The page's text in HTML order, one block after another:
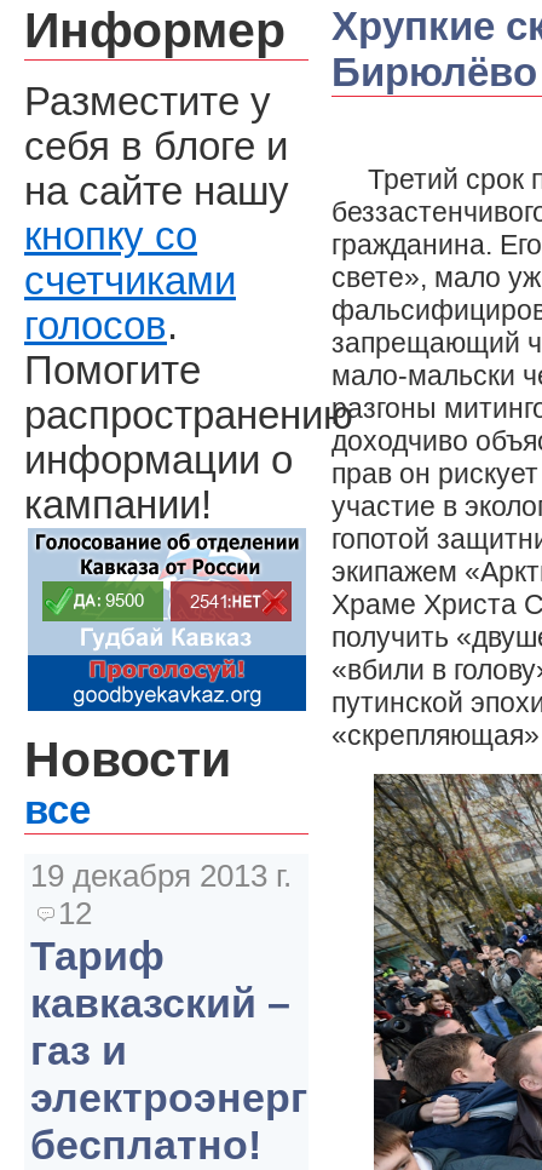
Хрупкие
Бирюлёво
Третий срок
гражданина.
свете», мало
запрещающий
мало-мальски
разгоны
доходчиво
прав он
участие в
гопотой
экипажем
Храме Христа
получить
«вбили в
путинской
Информер
Разместите у
себя в блоге и
на сайте нашу
кнопку со
счетчиками
голосов.
Помогите
распространению
информации о
кампании!
Новости
все
19 декабря 2013 г.
12
Тариф
кавказский –
газ и
электроэнергия
бесплатно!